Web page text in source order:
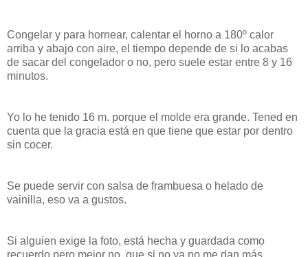
Congelar y para hornear, calentar el horno a 180º calor
arriba y abajo con aire, el tiempo depende de si lo acabas
de sacar del congelador o no, pero suele estar entre 8 y 16
minutos.
Yo lo he tenido 16 m. porque el molde era grande. Tened en
cuenta que la gracia está en que tiene que estar por dentro
sin cocer.
Se puede servir con salsa de frambuesa o helado de
vainilla, eso va a gustos.
Si alguien exige la foto, está hecha y guardada como
recuerdo pero mejor no, que si no ya no me dan más